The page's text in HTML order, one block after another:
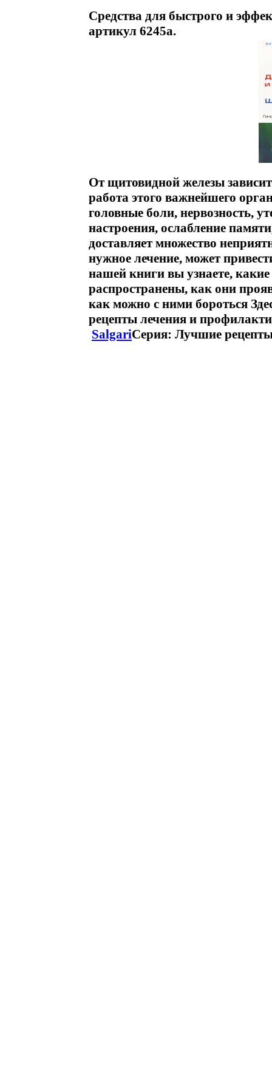
Средства для быстрого и
артикул 6245a.
От щитовидной железы
работа этого важнейшего
головные боли, нервозность,
настроения, ослабление
доставляет множество
нужное лечение, может
нашей книги вы узнаете,
распространены, как они
как можно с ними бороться
рецепты лечения и
SalgariСерия: Лучшие